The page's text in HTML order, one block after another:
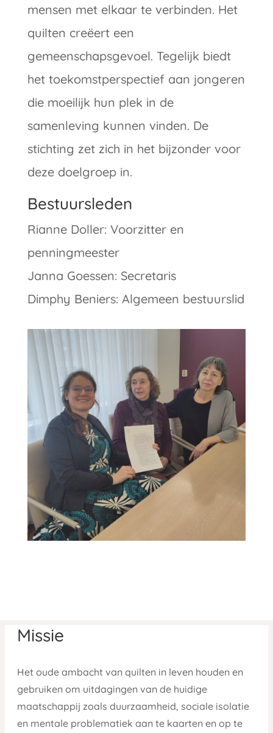
mensen met elkaar te verbinden. Het
quilten creëert een
gemeenschapsgevoel. Tegelijk biedt
het toekomstperspectief aan jongeren
die moeilijk hun plek in de
samenleving kunnen vinden. De
stichting zet zich in het bijzonder voor
deze doelgroep in.
Bestuursleden
Rianne Doller: Voorzitter en
penningmeester
Janna Goessen: Secretaris
Dimphy Beniers: Algemeen bestuurslid
Missie
Het oude ambacht van quilten in leven houden en
gebruiken om uitdagingen van de huidige
maatschappij zoals duurzaamheid, sociale isolatie
en mentale problematiek aan te kaarten en op te